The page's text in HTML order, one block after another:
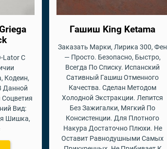
Lator С
Кодеин,
Данной
Вид:
Шишка,
Гашиш King Ketama
Заказать Марки, Лирика 300, Фен
— Просто. Безопасно, Быстро,
Всегда По Списку. Испанский
Сативный Гашиш Отменного
Качества. Сделан Методом
Холодной Экстракции. Лепится
Без Зажигалки, Мягкий По
Консистенции. Для Плотного
Накура Достаточно Плюхи. Не
Оставит Равнодушными Самых